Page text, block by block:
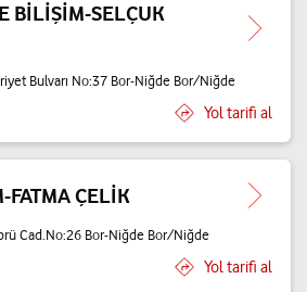
BİLİŞİM-SELÇUK
Bulvarı No:37 Bor-Niğde Bor/Niğde
Yol tarifi al
FATMA ÇELİK
Cad.No:26 Bor-Niğde Bor/Niğde
Yol tarifi al